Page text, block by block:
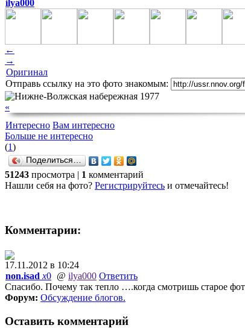
ilya000
←
→
Оригинал
Отправь ссылку на это фото знакомым:
«
Интересно Вам интересно
Больше не интересно
(1)
Поделиться…
51243 просмотра | 1 комментарий
Нашли себя на фото? Регистрируйтесь и отмечайтесь!
Комментарии:
17.11.2012 в 10:24
non.isad x0 @ ilya000 Ответить
Спасибо. Почему так тепло ….когда смотришь старое
Форум: Обсуждение блогов.
Оставить комментарий